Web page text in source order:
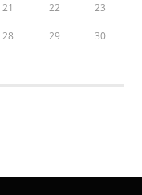
21 22 23
28 29 30